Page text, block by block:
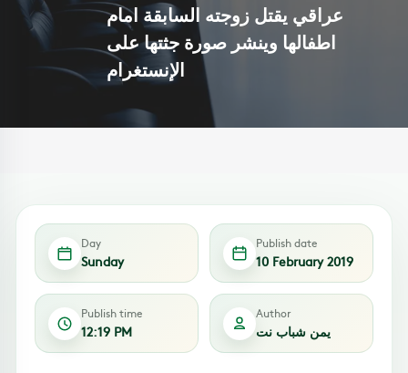
عراقي يقتل زوجته السابقة امام
اطفالها وينشر صورة جثتها على
الإنستغرام
Day
Sunday
Publish date
10 February 2019
Publish time
12:19 PM
Author
يمن شباب نت